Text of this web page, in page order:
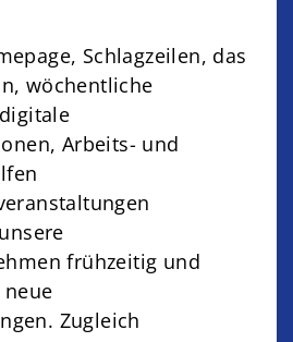
Schlagzeilen, das
wöchentliche
Arbeits- und
frühzeitig und
Zugleich